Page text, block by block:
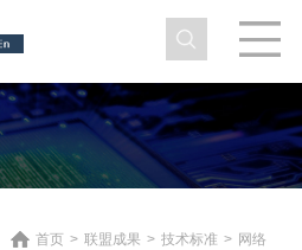
首页 > 联盟成果 > 技术标准 > 网络